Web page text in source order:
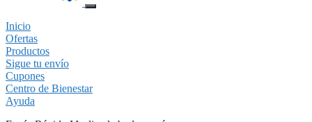
Inicio
Ofertas
Productos
Sigue tu envío
Cupones
Centro de Bienestar
Ayuda